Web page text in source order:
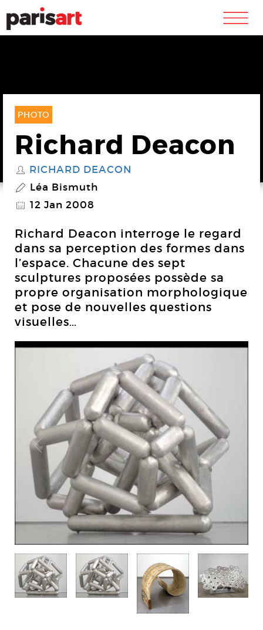
m
PHOTO
Richard Deacon
S RICHARD DEACON
P Léa Bismuth
@ 12 Jan 2008
Richard Deacon interroge le regard
dans sa perception des formes dans
l’espace. Chacune des sept
sculptures proposées possède sa
propre organisation morphologique
et pose de nouvelles questions
visuelles…